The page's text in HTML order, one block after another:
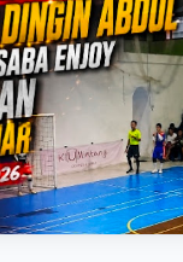
Prestasi: Nabila
Kejayaan